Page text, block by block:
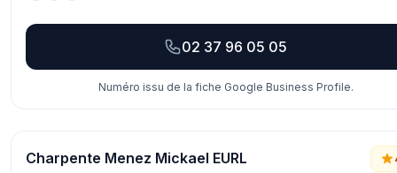
02 37 96 05 05
Numéro issu de la fiche Google Business Profile.
Charpente Menez Mickael EURL